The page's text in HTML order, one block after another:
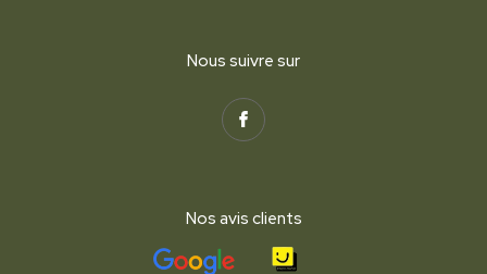
Nous suivre sur
Nos avis clients